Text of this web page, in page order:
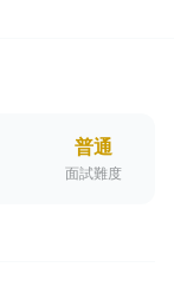
普通
面試難度